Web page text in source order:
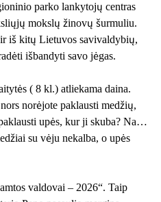
parko lankytojų centras
mokslų žinovų šurmuliu.
iš kitų Lietuvos savivaldybių,
išbandyti savo jėgas.
( 8 kl.) atliekama daina.
norėjote paklausti medžių,
upės, kur ji skuba? Na…
su vėju nekalba, o upės
valdovai – 2026“. Taip